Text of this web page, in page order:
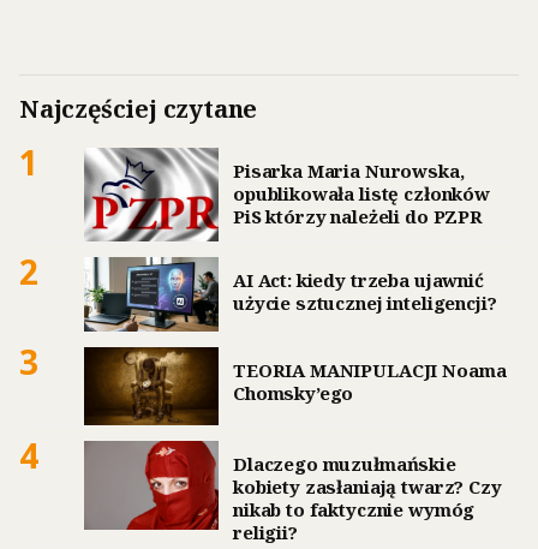
Najczęściej czytane
1
Pisarka Maria Nurowska,
opublikowała listę członków
PiS którzy należeli do PZPR
2
AI Act: kiedy trzeba ujawnić
użycie sztucznej inteligencji?
3
TEORIA MANIPULACJI Noama
Chomsky’ego
4
Dlaczego muzułmańskie
kobiety zasłaniają twarz? Czy
nikab to faktycznie wymóg
religii?